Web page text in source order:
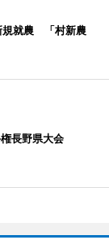
規就農 「村新農
長野県大会